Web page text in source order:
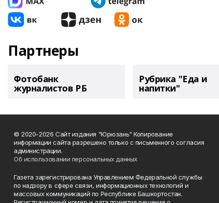
Партнеры
Фотобанк
журналистов РБ
Рубрика "Еда и
напитки"
© 2020-2026 Сайт издания "Юрюзань" Копирование
информации сайта разрешено только с письменного согласия
администрации.
Об использовании персональных данных
Газета зарегистрирована Управлением Федеральной службы
по надзору в сфере связи, информационных технологий и
массовых коммуникаций по Республике Башкортостан.